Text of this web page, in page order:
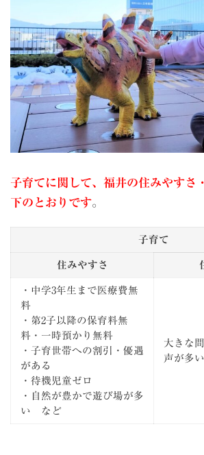
子育てに関して、福井の住みやすさ
下のとおりです。
子育て
住みやすさ
・中学3年生まで医療費無
料
・第2子以降の保育料無
料・一時預かり無料
・子育世帯への割引・優遇
がある
・待機児童ゼロ
・自然が豊かで遊び場が多
い など
大きな
声が多い